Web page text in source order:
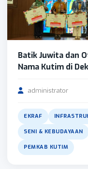
Batik Juwita dan
Nama Kutim di
administrator
EKRAF
SENI & KEBUDAYAAN
PEMKAB KUTIM